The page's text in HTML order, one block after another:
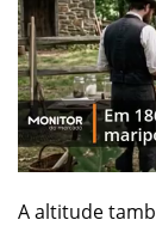
A altitude